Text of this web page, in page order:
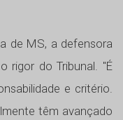
de MS, a defensora
rigor do Tribunal. "É
e critério.
têm avançado